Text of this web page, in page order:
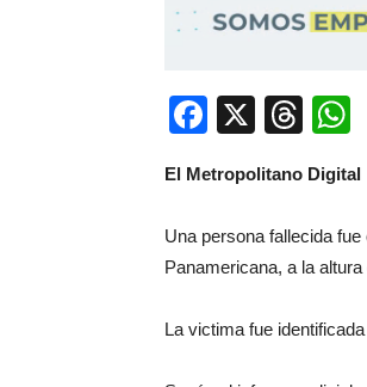
Facebook
X
El Metropolitano Digital
Una persona fallecida
Panamericana, a la
La victima fue